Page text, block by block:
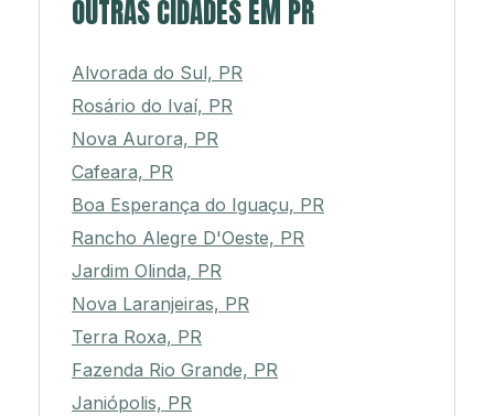
OUTRAS CIDADES EM PR
Alvorada do Sul, PR
Rosário do Ivaí, PR
Nova Aurora, PR
Cafeara, PR
Boa Esperança do Iguaçu, PR
Rancho Alegre D'Oeste, PR
Jardim Olinda, PR
Nova Laranjeiras, PR
Terra Roxa, PR
Fazenda Rio Grande, PR
Janiópolis, PR